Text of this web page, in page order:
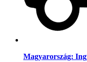
Magyarország: